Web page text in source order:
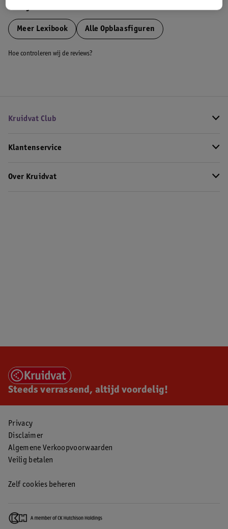
Bekijk ook
Meer Lexibook Alle Opblaasfiguren
Hoe controleren wij de reviews?
Kruidvat Club
Klantenservice
Over Kruidvat
Steeds verrassend, altijd voordelig!
Privacy
Disclaimer
Algemene Verkoopvoorwaarden
Veilig betalen
Zelf cookies beheren